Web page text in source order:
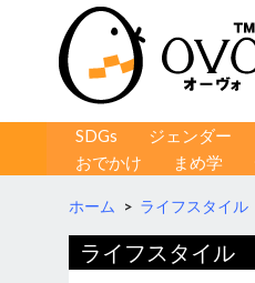
コンテンツへ移動
SDGs ジェンダー
おでかけ
まめ学
ホーム > ライフスタイル
ライフスタイル